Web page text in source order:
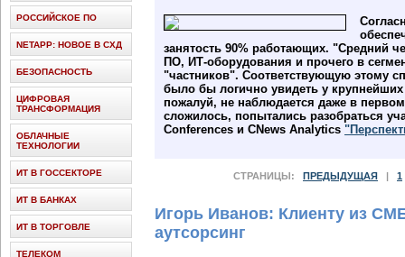
занятость 90% работающих. "Средний
ПО, ИТ-оборудования и прочего в
"частников". Соответствующую этому
было бы логично увидеть у
пожалуй, не наблюдается даже в
сложилось, попытались разобраться
Conferences и CNews Analytics
СТРАНИЦЫ: ПРЕДЫДУЩАЯ | 1
Игорь Иванов: Клиенту из
аутсорсинг
РОССИЙСКОЕ ПО
NETAPP: НОВОЕ В СХД
БЕЗОПАСНОСТЬ
ЦИФРОВАЯ
ТРАНСФОРМАЦИЯ
ОБЛАЧНЫЕ
ТЕХНОЛОГИИ
ИТ В ГОССЕКТОРЕ
ИТ В БАНКАХ
ИТ В ТОРГОВЛЕ
ТЕЛЕКОМ